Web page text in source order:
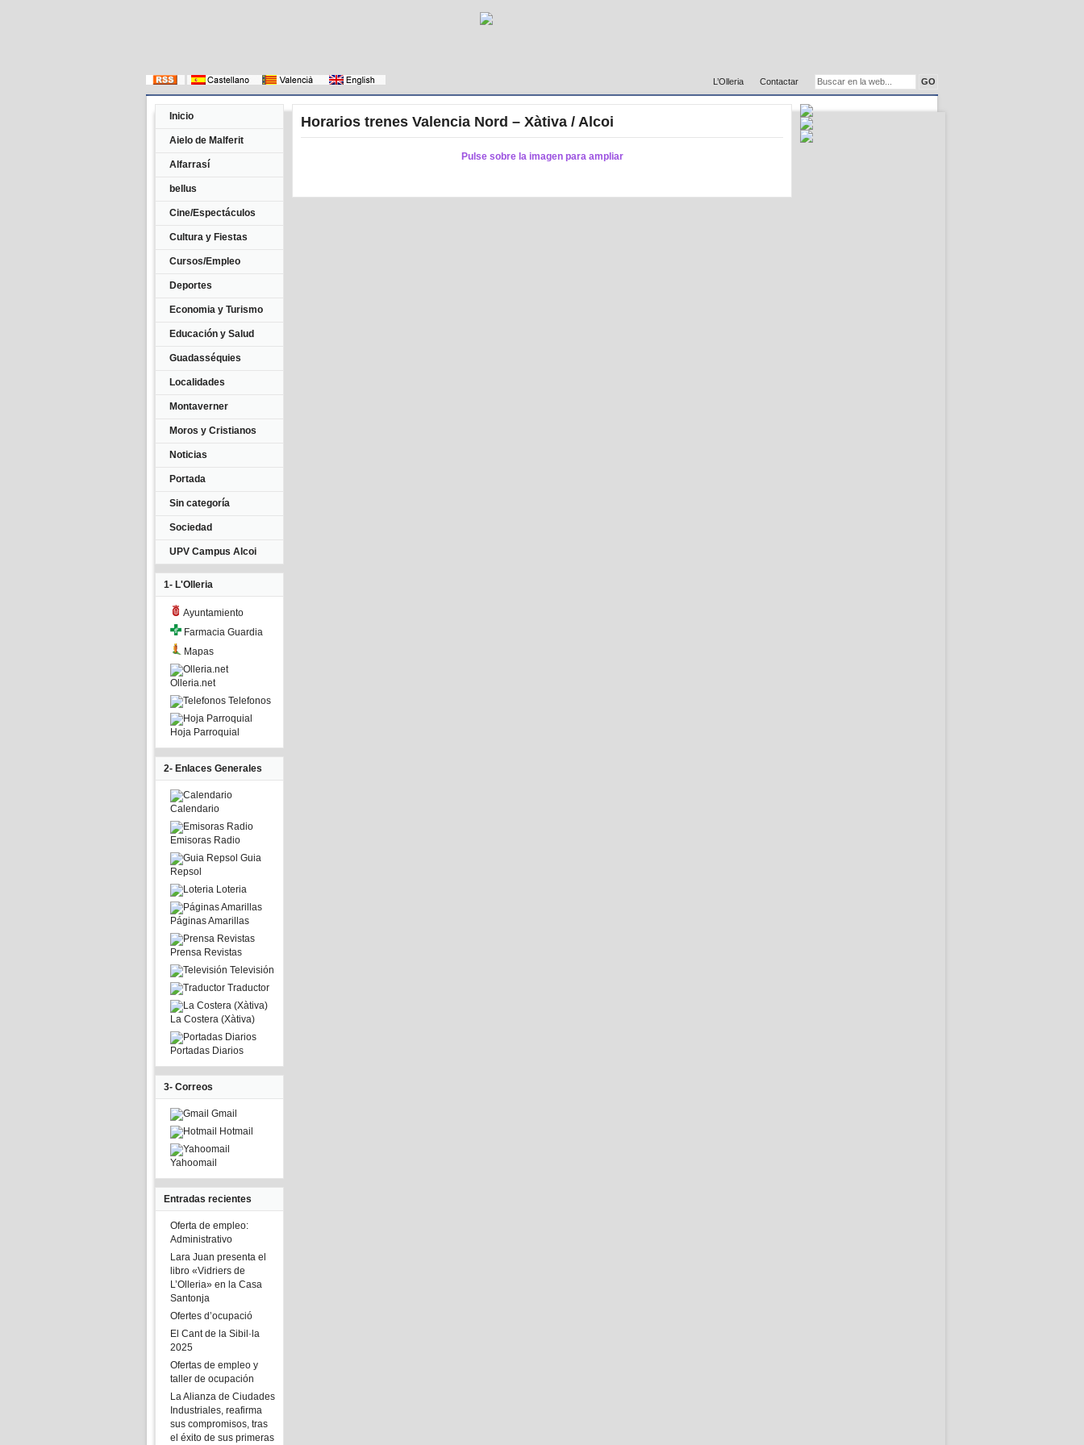
L’Olleria Contactar
Inicio
Aielo de Malferit
Alfarrasí
bellus
Cine/Espectáculos
Cultura y Fiestas
Cursos/Empleo
Deportes
Economia y Turismo
Educación y Salud
Guadasséquies
Localidades
Montaverner
Moros y Cristianos
Noticias
Portada
Sin categoría
Sociedad
UPV Campus Alcoi
1- L'Olleria
Ayuntamiento
Farmacia Guardia
Mapas
Olleria.net
Telefonos
Hoja Parroquial
2- Enlaces Generales
Calendario
Emisoras Radio
Guia
Repsol
Loteria
Páginas Amarillas
Prensa Revistas
Televisión
Traductor
La Costera (Xàtiva)
Portadas Diarios
3- Correos
Gmail
Hotmail
Yahoomail
Entradas recientes
Oferta de empleo:
Administrativo
Lara Juan presenta el
libro «Vidriers de
L’Olleria» en la Casa
Santonja
Ofertes d’ocupació
El Cant de la Sibil·la
2025
Ofertas de empleo y
taller de ocupación
La Alianza de Ciudades
Industriales, reafirma
sus compromisos, tras
el éxito de sus primeras
Horarios trenes Valencia Nord – Xàtiva / Alcoi
Pulse sobre la imagen para ampliar